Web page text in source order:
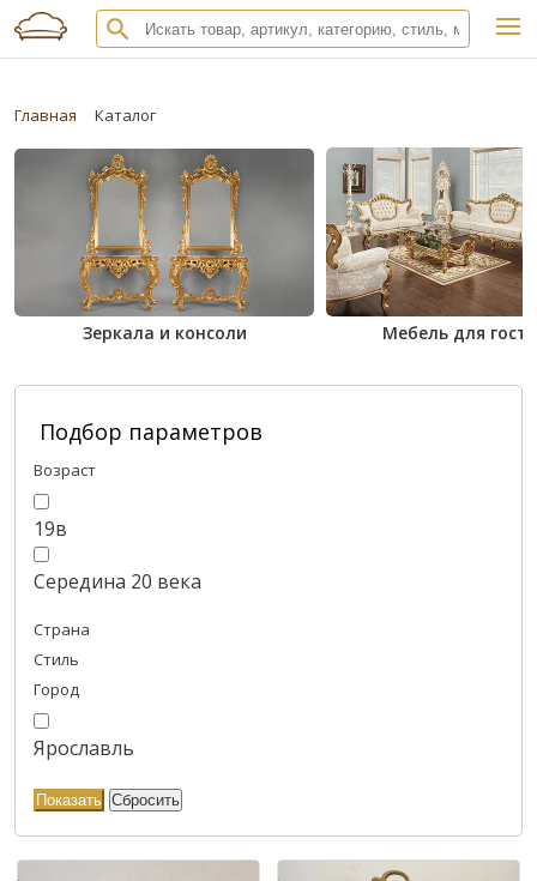
Главная Каталог
Зеркала и консоли Мебель для
Подбор параметров
Возраст
19в
Середина 20 века
Страна
Стиль
Город
Ярославль